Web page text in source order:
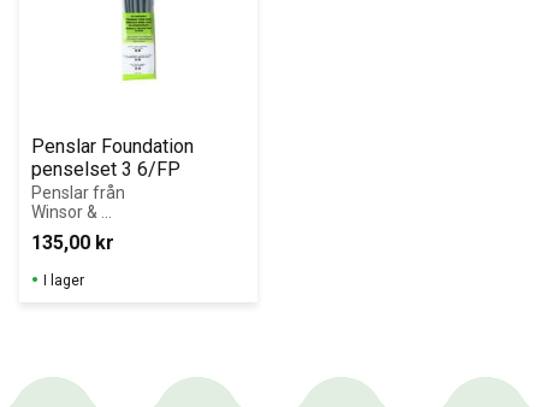
Penslar Foundation
penselset 3 6/FP
Penslar från
Winsor &
Newton speciellt
framtagna för
att användas
med oljefärger.
135,00 kr
I lager